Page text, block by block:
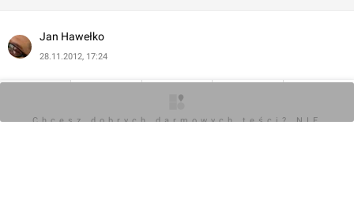
Jan Hawełko
28.11.2012, 17:24
Chcesz dobrych darmowych teści? NIE